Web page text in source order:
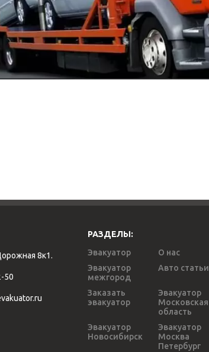
8к1.
50
РАЗДЕЛЫ:
Эвакуатор
О нас
Эвакуатор
межгород
Авто статьи
Заказать
эвакуатор
Эвакуатор
Московская
область
Эвакуатор
Новосибирск
Эвакуатор
Москва
Петербург